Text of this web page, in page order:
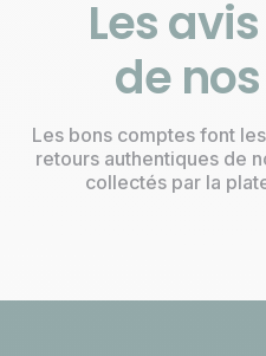
Les
de
Les bons comptes font
retours authentiques de
collectés par la